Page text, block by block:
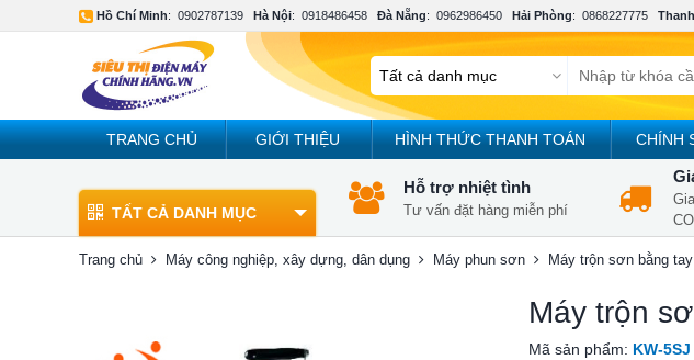
Hồ Chí Minh: 0902787139 Hà Nội: 0918486458 Đà Nẵng: 0962986450 Hải Phòng: 0868227775
TRANG CHỦ GIỚI THIỆU HÌNH THỨC THANH TOÁN CHÍNH
TẤT CẢ DANH MỤC
Hỗ trợ nhiệt tình
Tư vấn đặt hàng miễn phí
Trang chủ Máy công nghiệp, xây dựng, dân dụng Máy phun sơn Máy trộn sơn bằng
Máy trộn
Mã sản phẩm: KW-5SJ